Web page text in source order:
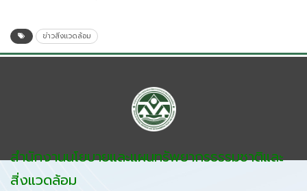
ข่าวสิ่งแวดล้อม
สำนักงานนโยบายและแผนทรัพยากรธรรมชาติและ
สิ่งแวดล้อม